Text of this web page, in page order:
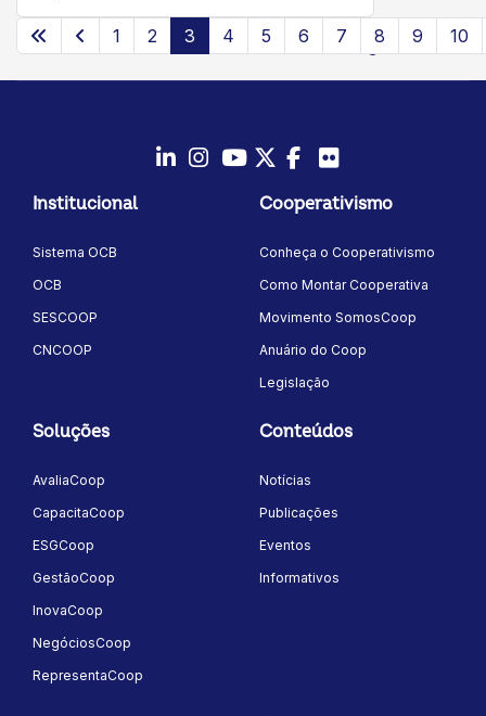
Página 3 de 15
1 2 3 4 5 6 7 8 9 10
Instagram
YoutubeTwitter/X
Facebook
Institucional
Sistema OCB
OCB
SESCOOP
CNCOOP
Cooperativismo
Conheça o Cooperativismo
Como Montar Cooperativa
Movimento SomosCoop
Anuário do Coop
Legislação
Soluções
AvaliaCoop
CapacitaCoop
ESGCoop
GestãoCoop
InovaCoop
NegóciosCoop
RepresentaCoop
Conteúdos
Notícias
Publicações
Eventos
Informativos